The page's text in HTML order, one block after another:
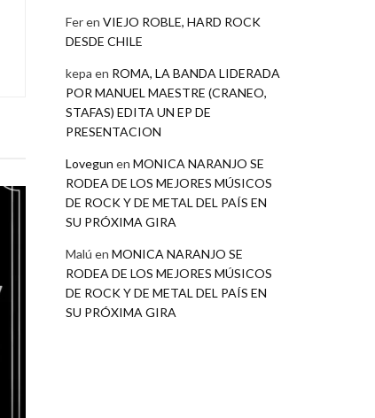
Feren VIEJO ROBLE, HARD ROCK
DESDE CHILE
kepa en ROMA, LA BANDA LIDERADA
POR MANUEL MAESTRE (CRANEO,
STAFAS) EDITA UN EP DE
PRESENTACION
Lovegun en MONICA NARANJO SE
RODEA DE LOS MEJORES MÚSICOS
DE ROCK Y DE METAL DEL PAÍS EN
SU PRÓXIMA GIRA
Malú en MONICA NARANJO SE
RODEA DE LOS MEJORES MÚSICOS
DE ROCK Y DE METAL DEL PAÍS EN
SU PRÓXIMA GIRA